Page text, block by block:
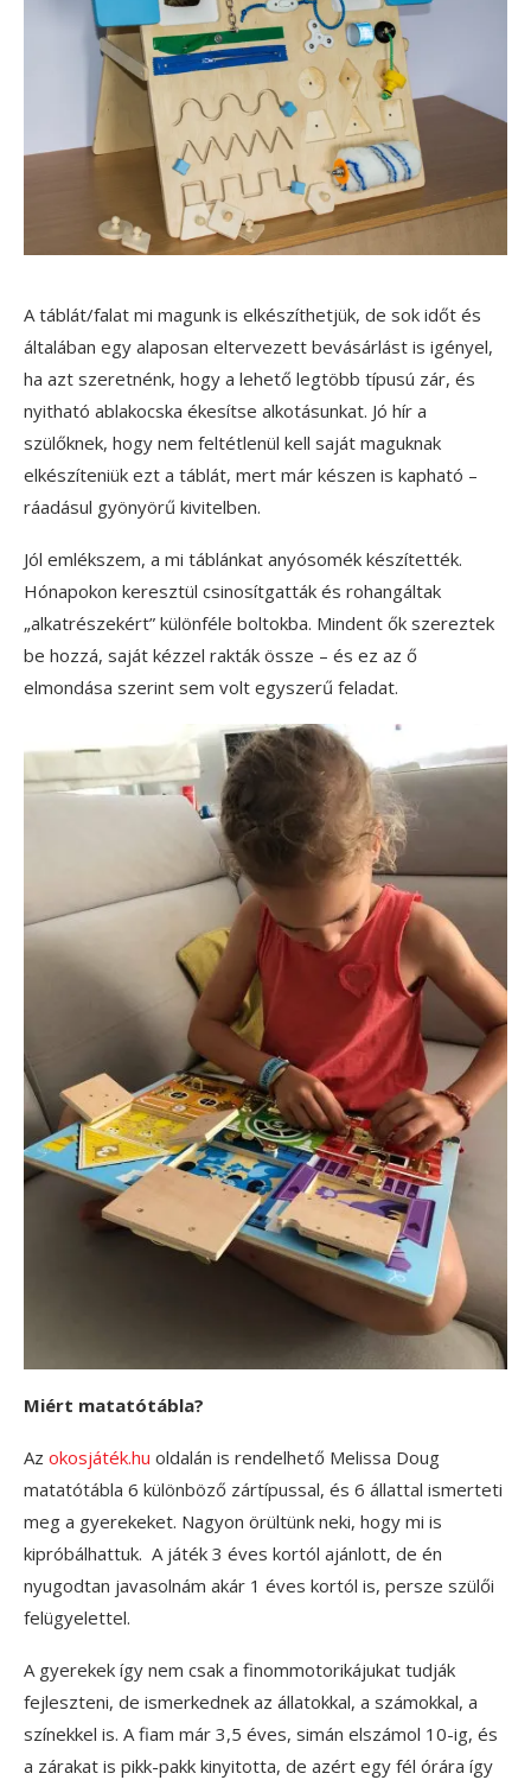
A táblát/falat mi magunk is elkészíthetjük, de sok időt és
általában egy alaposan eltervezett bevásárlást is igényel,
ha azt szeretnénk, hogy a lehető legtöbb típusú zár, és
nyitható ablakocska ékesítse alkotásunkat. Jó hír a
szülőknek, hogy nem feltétlenül kell saját maguknak
elkészíteniük ezt a táblát, mert már készen is kapható –
ráadásul gyönyörű kivitelben.
Jól emlékszem, a mi táblánkat anyósomék készítették.
Hónapokon keresztül csinosítgatták és rohangáltak
„alkatrészekért” különféle boltokba. Mindent ők szereztek
be hozzá, saját kézzel rakták össze – és ez az ő
elmondása szerint sem volt egyszerű feladat.
Miért matatótábla?
Az okosjáték.hu oldalán is rendelhető Melissa Doug
matatótábla 6 különböző zártípussal, és 6 állattal ismerteti
meg a gyerekeket. Nagyon örültünk neki, hogy mi is
kipróbálhattuk. A játék 3 éves kortól ajánlott, de én
nyugodtan javasolnám akár 1 éves kortól is, persze szülői
felügyelettel.
A gyerekek így nem csak a finommotorikájukat tudják
fejleszteni, de ismerkednek az állatokkal, a számokkal, a
színekkel is. A fiam már 3,5 éves, simán elszámol 10-ig, és
a zárakat is pikk-pakk kinyitotta, de azért egy fél órára így